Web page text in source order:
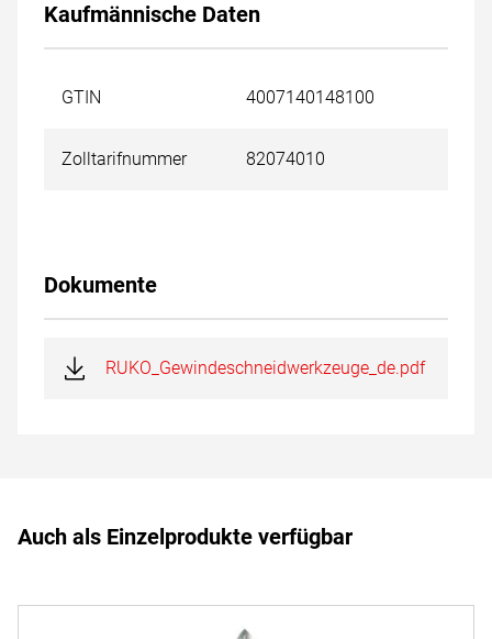
Kaufmännische Daten
GTIN 4007140148100
Zolltarifnummer 82074010
Dokumente
RUKO_Gewindeschneidwerkzeuge_de.pdf
Auch als Einzelprodukte verfügbar